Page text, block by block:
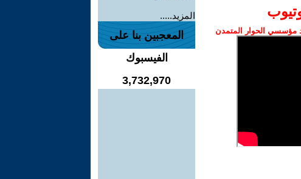
مؤسسي الحوار المتمدن
المزيد.....
المعجبين بنا على
الفيسبوك
3,732,970